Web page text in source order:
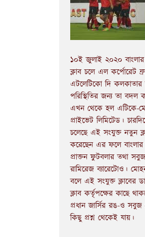
১০ই জুলাই ২০২০ বাংলার
ক্লাব চলে এল কর্পোরেট
এটলেটিকো দি কলকাতার
পরিস্থিতির জন্য তা বদল
এখন থেকে হল এটিকে-
প্রাইভেট লিমিটেড।
চলেছে এই সংযুক্ত নতুন
করেছেন এর ফলে বাংলার
প্রাক্তন ফুটবলার তথা
রামিরেজ ব্যারেটোও।
বলে এই সংযুক্ত ক্লাবের
ক্লাব কর্তৃপক্ষের কাছে
প্রধান জার্সির রঙ-ও
কিছু প্রশ্ন থেকেই যায়।